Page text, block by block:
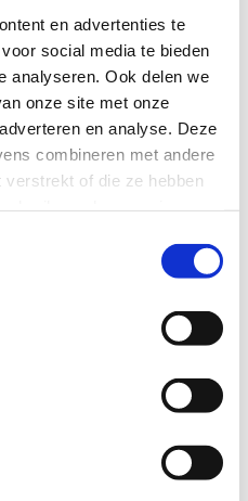
en advertenties te
social media te bieden
analyseren. Ook delen we
onze site met onze
en analyse. Deze
combineren met andere
of die ze hebben